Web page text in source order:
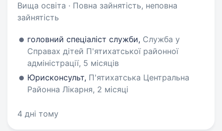
Вища освіта · Повна зайнятість, неповна
зайнятість
головний спеціаліст служби, Служба у
Справах дітей П'ятихатської районної
адміністрації, 5 місяців
Юрисконсульт, П'ятихатська Центральна
Районна Лікарня, 2 місяці
4 дні тому